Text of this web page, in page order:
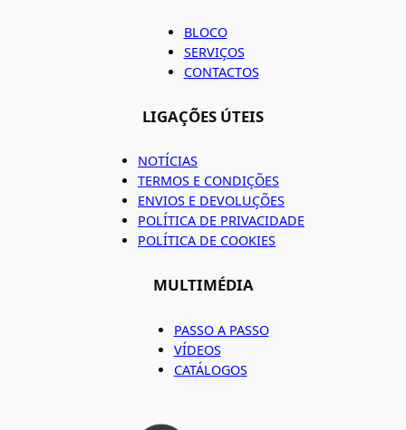
BLOCO
SERVIÇOS
CONTACTOS
LIGAÇÕES ÚTEIS
NOTÍCIAS
TERMOS E CONDIÇÕES
ENVIOS E DEVOLUÇÕES
POLÍTICA DE PRIVACIDADE
POLÍTICA DE COOKIES
MULTIMÉDIA
PASSO A PASSO
VÍDEOS
CATÁLOGOS